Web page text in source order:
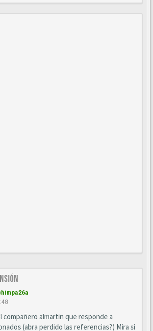
compañero almartin que responde a
(abra perdido las referencias?) Mira si